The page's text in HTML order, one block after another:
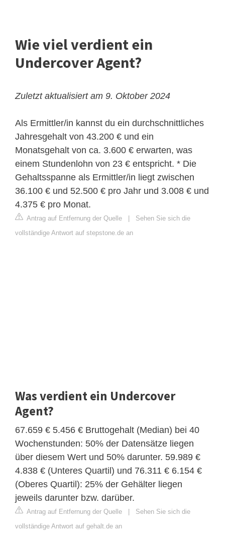
Wie viel verdient ein
Undercover Agent?
Zuletzt aktualisiert am 9. Oktober 2024
Als Ermittler/in kannst du ein durchschnittliches
Jahresgehalt von 43.200 € und ein
Monatsgehalt von ca. 3.600 € erwarten, was
einem Stundenlohn von 23 € entspricht. * Die
Gehaltsspanne als Ermittler/in liegt zwischen
36.100 € und 52.500 € pro Jahr und 3.008 € und
4.375 € pro Monat.
Antrag auf Entfernung der Quelle
Sehen Sie sich die
vollständige Antwort auf stepstone.de an
Was verdient ein Undercover
Agent?
67.659 € 5.456 € Bruttogehalt (Median) bei 40
Wochenstunden: 50% der Datensätze liegen
über diesem Wert und 50% darunter. 59.989 €
4.838 € (Unteres Quartil) und 76.311 € 6.154 €
(Oberes Quartil): 25% der Gehälter liegen
jeweils darunter bzw. darüber.
Antrag auf Entfernung der Quelle
Sehen Sie sich die
vollständige Antwort auf gehalt.de an